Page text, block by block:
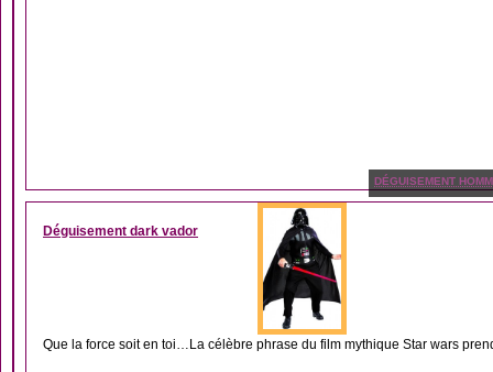
DÉGUISEMENT
Déguisement dark vador
Que la force soit en toi…La célèbre phrase du film mythique Star wars